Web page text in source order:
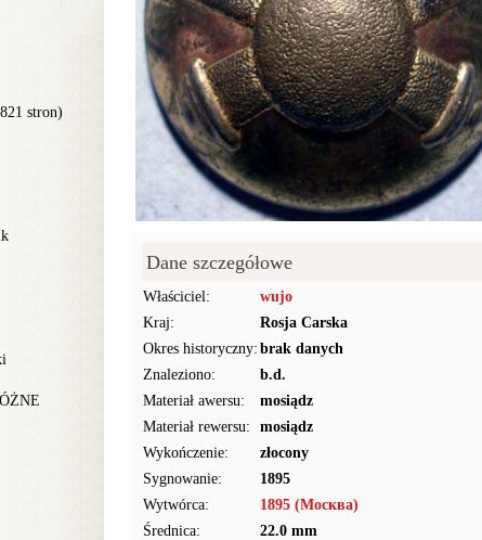
stron)
Dane szczegółowe
Właściciel:
wujo
Kraj:
Rosja Carska
Okres historyczny: brak danych
Znaleziono:
b.d.
Materiał awersu:
mosiądz
Materiał rewersu:
mosiądz
Wykończenie:
złocony
Sygnowanie:
1895
Wytwórca:
1895 (Mocква)
Średnica:
22.0 mm